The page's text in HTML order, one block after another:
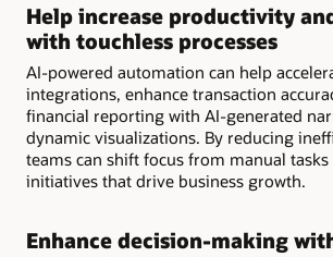
Help increase productivity
with touchless processes
AI-powered automation can help
integrations, enhance transaction
financial reporting with AI-generated
dynamic visualizations. By reducing
teams can shift focus from manual
initiatives that drive business growth.
Enhance decision-making